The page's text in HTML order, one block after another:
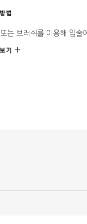
법
는 브러쉬를 이용해 입술
기